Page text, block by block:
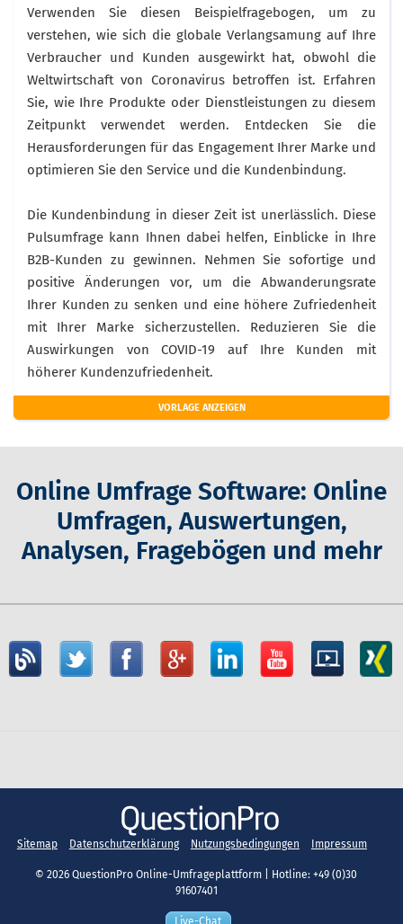
Verwenden Sie diesen Beispielfragebogen, um zu
verstehen, wie sich die globale Verlangsamung auf Ihre
Verbraucher und Kunden ausgewirkt hat, obwohl die
Weltwirtschaft von Coronavirus betroffen ist. Erfahren
Sie, wie Ihre Produkte oder Dienstleistungen zu diesem
Zeitpunkt verwendet werden. Entdecken Sie die
Herausforderungen für das Engagement Ihrer Marke und
optimieren Sie den Service und die Kundenbindung.
Die Kundenbindung in dieser Zeit ist unerlässlich. Diese
Pulsumfrage kann Ihnen dabei helfen, Einblicke in Ihre
B2B-Kunden zu gewinnen. Nehmen Sie sofortige und
positive Änderungen vor, um die Abwanderungsrate
Ihrer Kunden zu senken und eine höhere Zufriedenheit
mit Ihrer Marke sicherzustellen. Reduzieren Sie die
Auswirkungen von COVID-19 auf Ihre Kunden mit
höherer Kundenzufriedenheit.
VORLAGE ANZEIGEN
Online Umfrage Software: Online
Umfragen, Auswertungen,
Analysen, Fragebögen und mehr
Sitemap Datenschutzerklärung Nutzungsbedingungen Impressum
©2026 QuestionPro Online-Umfrageplattform | Hotline: +49 (0)30
91607401
Live-Chat